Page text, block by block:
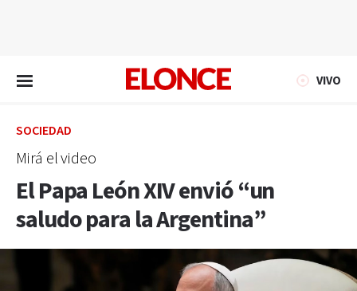
VIVO
SOCIEDAD
Mirá el video
El Papa León XIV envió “un
saludo para la Argentina”